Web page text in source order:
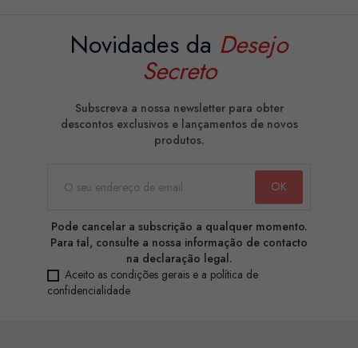
Novidades da Desejo
Secreto
Subscreva a nossa newsletter para obter
descontos exclusivos e lançamentos de novos
produtos.
Pode cancelar a subscrição a qualquer momento.
Para tal, consulte a nossa informação de contacto
na declaração legal.
Aceito as condições gerais e a política de
confidencialidade